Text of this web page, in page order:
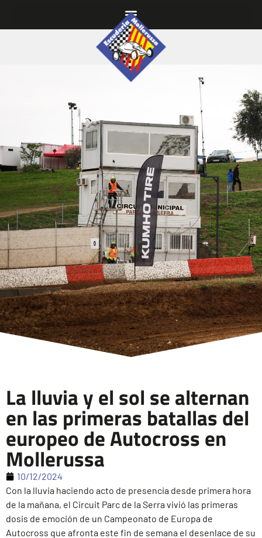
La lluvia y el sol se alternan
en las primeras batallas del
europeo de Autocross en
Mollerussa
10/12/2024
Con la lluvia haciendo acto de presencia desde primera hora
de la mañana, el Circuit Parc de la Serra vivió las primeras
dosis de emoción de un Campeonato de Europa de
Autocross que afronta este fin de semana el desenlace de su